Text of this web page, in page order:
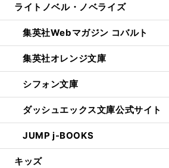
ライトノベル・ノベライズ
集英社Webマガジン コバルト
集英社オレンジ文庫
シフォン文庫
ダッシュエックス文庫公式サイト
JUMP j-BOOKS
キッズ